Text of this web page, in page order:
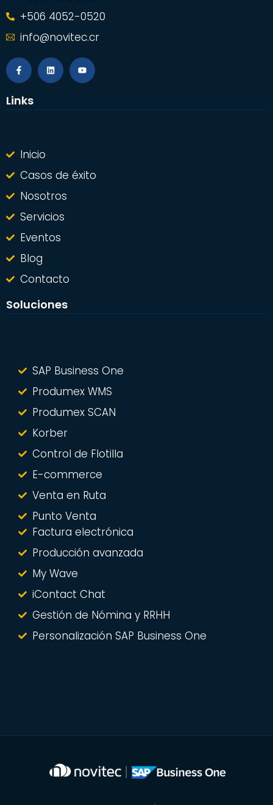
+506 4052-0520
info@novitec.cr
Links
Inicio
Casos de éxito
Nosotros
Servicios
Eventos
Blog
Contacto
Soluciones
SAP Business One
Produmex WMS
Produmex SCAN
Korber
Control de Flotilla
E-commerce
Venta en Ruta
Punto Venta
Factura electrónica
Producción avanzada
My Wave
iContact Chat
Gestión de Nómina y RRHH
Personalización SAP Business One